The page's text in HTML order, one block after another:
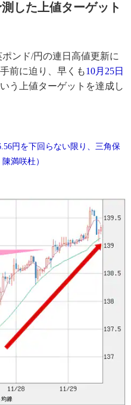
した上値ターゲット
ンド/円の連日高値更新に
前に迫り、早くも10月25日
う上値ターゲットを達成し
円を下回らない限り、三角保
満咲杜）